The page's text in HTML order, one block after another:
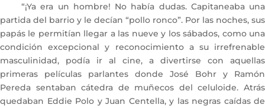
“¡Ya era un hombre! No había dudas. Capitaneaba una
partida del barrio y le decían “pollo ronco”. Por las noches, sus
papás le permitían llegar a las nueve y los sábados, como una
condición excepcional y reconocimiento a su irrefrenable
masculinidad, podía ir al cine, a divertirse con aquellas
primeras películas parlantes donde José Bohr y Ramón
Pereda sentaban cátedra de muñecos del celuloide. Atrás
quedaban Eddie Polo y Juan Centella, y las negras caídas de